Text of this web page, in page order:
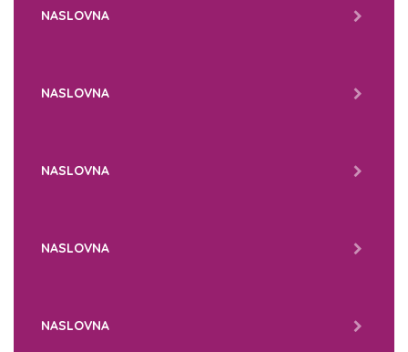
NASLOVNA
NASLOVNA
NASLOVNA
NASLOVNA
NASLOVNA